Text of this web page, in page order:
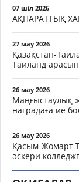
07 шіл 2026
АҚПАРАТТЫҚ
27 мау 2026
Қазақстан-
Таиланд
26 мау 2026
Маңғыстаулық
наградаға ие
26 мау 2026
Қасым-Жомарт
әскери